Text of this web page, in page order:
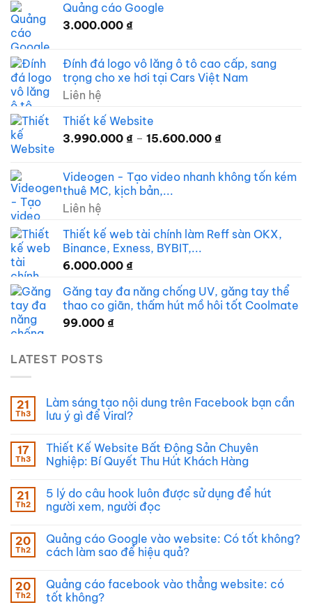
là:
Quảng cáo Google
3.000.000 ₫
Đính đá logo vô lăng ô tô cao cấp, sang
trọng cho xe hơi tại Cars Việt Nam
Liên hệ
Thiết kế Website
3.990.000 ₫ – 15.600.000 ₫Khoảng
3.990.000 ₫
Videogen - Tạo video nhanh không tốn kém
thuê MC, kịch bản,...
Liên hệ
Thiết kế web tài chính làm Reff sàn OKX,
Binance, Exness, BYBIT,...
6.000.000 ₫
Găng tay đa năng chống UV, găng tay thể
thao co giãn, thấm hút mồ hôi tốt Coolmate
99.000 ₫
LATEST POSTS
21
Th3
Làm sáng tạo nội dung trên Facebook bạn cần
lưu ý gì để Viral?
17
Th3
Thiết Kế Website Bất Động Sản Chuyên
Nghiệp: Bí Quyết Thu Hút Khách Hàng
21
Th2
5 lý do câu hook luôn được sử dụng để hút
người xem, người đọc
20
Th2
Quảng cáo Google vào website: Có tốt không?
cách làm sao để hiệu quả?
20
Th2
Quảng cáo facebook vào thẳng website: có
tốt không?